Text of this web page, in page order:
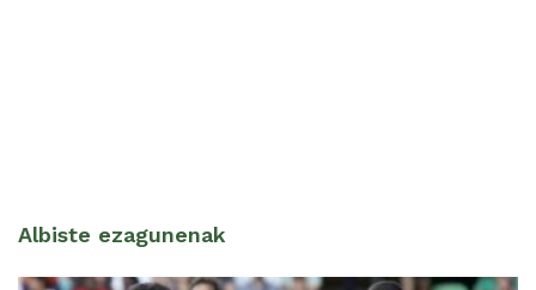
Albiste ezagunenak